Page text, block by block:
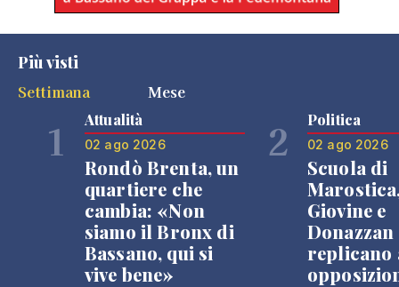
Più visti
Settimana
Mese
1 Attualità
02 ago 2026
Rondò Brenta, un
quartiere che
cambia: «Non
siamo il Bronx di
Bassano, qui si
vive bene»
2 Politica
02 ago 2026
Scuola di
Giovine e
Donazzan
replicano